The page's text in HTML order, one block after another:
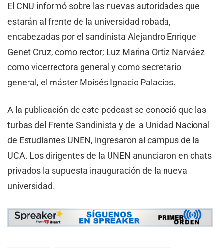
El CNU informó sobre las nuevas autoridades que
estarán al frente de la universidad robada,
encabezadas por el sandinista Alejandro Enrique
Genet Cruz, como rector; Luz Marina Ortiz Narváez
como vicerrectora general y como secretario
general, el máster Moisés Ignacio Palacios.
A la publicación de este podcast se conoció que las
turbas del Frente Sandinista y de la Unidad Nacional
de Estudiantes UNEN, ingresaron al campus de la
UCA. Los dirigentes de la UNEN anunciaron en chats
privados la supuesta inauguración de la nueva
universidad.